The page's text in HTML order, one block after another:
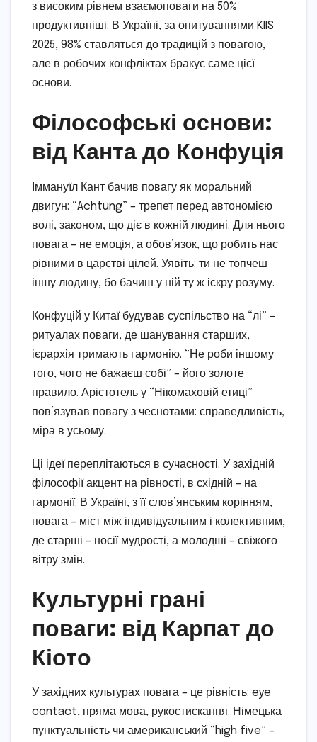
з високим рівнем взаємоповаги на 50%
продуктивніші. В Україні, за опитуваннями KIIS
2025, 98% ставляться до традицій з повагою,
але в робочих конфліктах бракує саме цієї
основи.
Філософські основи:
від Канта до Конфуція
Іммануїл Кант бачив повагу як моральний
двигун: “Achtung” – трепет перед автономією
волі, законом, що діє в кожній людині. Для нього
повага – не емоція, а обов’язок, що робить нас
рівними в царстві цілей. Уявіть: ти не топчеш
іншу людину, бо бачиш у ній ту ж іскру розуму.
Конфуцій у Китаї будував суспільство на “лі” –
ритуалах поваги, де шанування старших,
ієрархія тримають гармонію. “Не роби іншому
того, чого не бажаєш собі” – його золоте
правило. Арістотель у “Нікомаховій етиці”
пов’язував повагу з чеснотами: справедливість,
міра в усьому.
Ці ідеї переплітаються в сучасності. У західній
філософії акцент на рівності, в східній – на
гармонії. В Україні, з її слов’янським корінням,
повага – міст між індивідуальним і колективним,
де старші – носії мудрості, а молодші – свіжого
вітру змін.
Культурні грані
поваги: від Карпат до
Кіото
У західних культурах повага – це рівність: eye
contact, пряма мова, рукостискання. Німецька
пунктуальність чи американський “high five” –